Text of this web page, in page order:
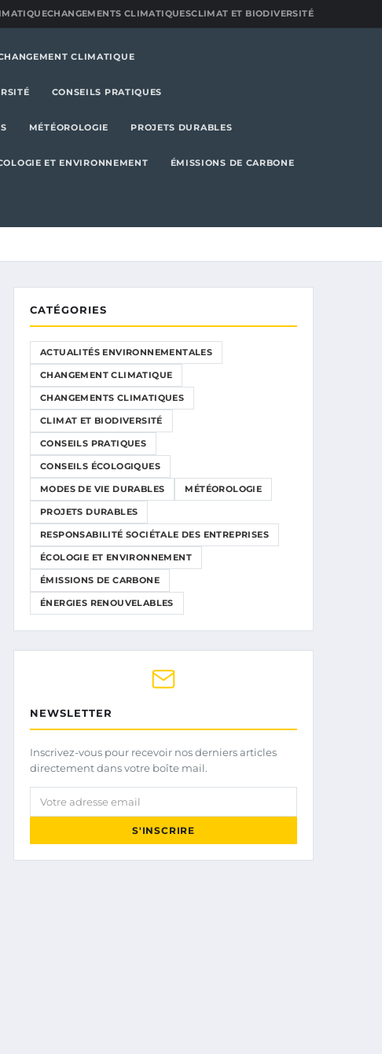
CHANGEMENTS CLIMATIQUESCLIMAT ET BIODIVERSITÉ
CLIMATIQUE
CONSEILS PRATIQUES
MÉTÉOROLOGIE PROJETS DURABLES
ET ENVIRONNEMENT ÉMISSIONS DE CARBONE
CATÉGORIES
ACTUALITÉS ENVIRONNEMENTALES
CHANGEMENT CLIMATIQUE
CHANGEMENTS CLIMATIQUES
CLIMAT ET BIODIVERSITÉ
CONSEILS PRATIQUES
CONSEILS ÉCOLOGIQUES
MODES DE VIE DURABLES MÉTÉOROLOGIE
PROJETS DURABLES
RESPONSABILITÉ SOCIÉTALE DES ENTREPRISES
ÉCOLOGIE ET ENVIRONNEMENT
ÉMISSIONS DE CARBONE
ÉNERGIES RENOUVELABLES
NEWSLETTER
Inscrivez-vous pour recevoir nos derniers articles
directement dans votre boîte mail.
Votre adresse email
S'INSCRIRE